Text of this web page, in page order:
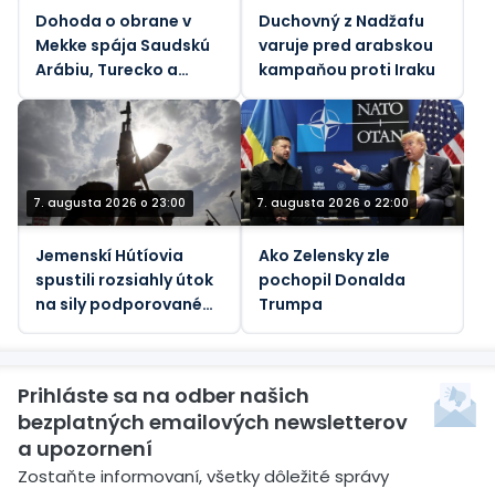
Dohoda o obrane v
Mekke spája Saudskú
Arábiu, Turecko a
Pakistan
Duchovný z Nadžafu
varuje pred arabskou
kampaňou proti Iraku
7. augusta 2026 o 23:00
Jemenskí Hútíovia
spustili rozsiahly útok
na sily podporované
7. augusta 2026 o 22:00
Ako Zelensky zle
pochopil Donalda
Trumpa
Prihláste sa na odber našich
bezplatných emailových newsletterov
a upozornení
Zostaňte informovaní, všetky dôležité správy